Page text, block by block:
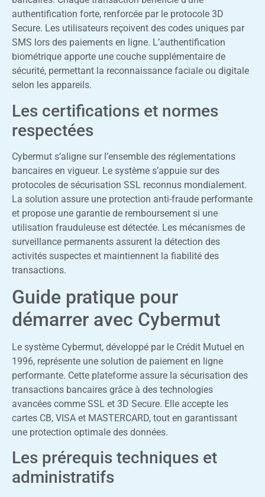
authentification forte, renforcée par le protocole 3D
Secure. Les utilisateurs reçoivent des codes uniques par
SMS lors des paiements en ligne. L’authentification
biométrique apporte une couche supplémentaire de
sécurité, permettant la reconnaissance faciale ou digitale
selon les appareils.
Les certifications et normes
respectées
Cybermut s’aligne sur l’ensemble des réglementations
bancaires en vigueur. Le système s’appuie sur des
protocoles de sécurisation SSL reconnus mondialement.
La solution assure une protection anti-fraude performante
et propose une garantie de remboursement si une
utilisation frauduleuse est détectée. Les mécanismes de
surveillance permanents assurent la détection des
activités suspectes et maintiennent la fiabilité des
transactions.
Guide pratique pour
démarrer avec Cybermut
Le système Cybermut, développé par le Crédit Mutuel en
1996, représente une solution de paiement en ligne
performante. Cette plateforme assure la sécurisation des
transactions bancaires grâce à des technologies
avancées comme SSL et 3D Secure. Elle accepte les
cartes CB, VISA et MASTERCARD, tout en garantissant
une protection optimale des données.
Les prérequis techniques et
administratifs